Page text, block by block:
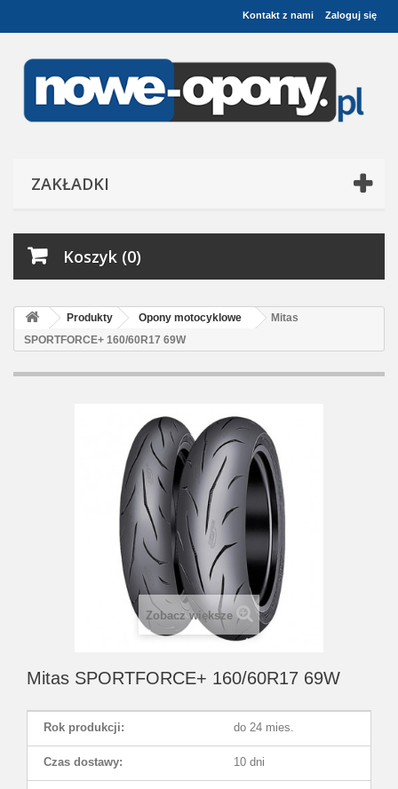
Zaloguj się
Kontakt z nami
ZAKŁADKI
Koszyk (0)
Produkty Opony motocyklowe
Mitas
SPORTFORCE+ 160/60R17 69W
Zobacz większe
Mitas SPORTFORCE+ 160/60R17 69W
Rok produkcji: do 24 mies.
Czas dostawy: 10 dni